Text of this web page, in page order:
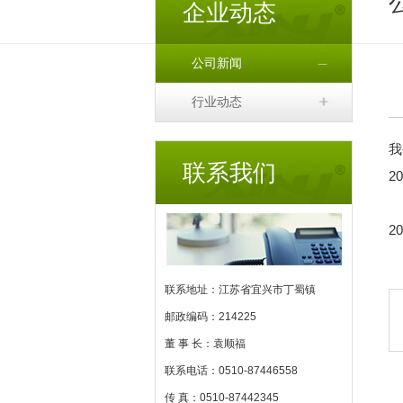
企业动态
公司新闻
行业动态
联系我们
联系地址：江苏省宜兴市丁蜀镇
邮政编码：214225
董 事 长：袁顺福
联系电话：0510-87446558
传 真：0510-87442345